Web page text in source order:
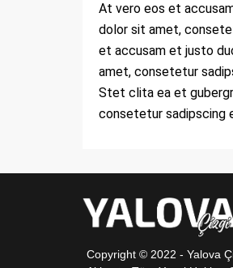
At vero eos et
dolor sit amet,
et accusam et justo
amet, consetetur
Stet clita ea et
consetetur sadipscing
Copyright © 2022 - Yalova